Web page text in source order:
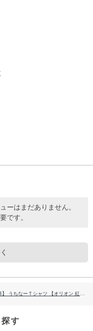
ーはまだありません。
です。
うちなーＴシャツ 【オリオン 紅型】 SAN1241
す